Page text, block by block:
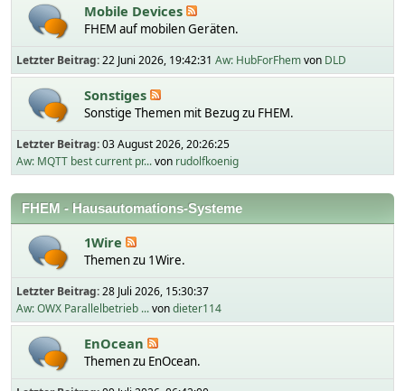
Mobile Devices
FHEM auf mobilen Geräten.
Letzter Beitrag:22 Juni 2026, 19:42:31 Aw: HubForFhemvon DLD
Sonstiges
Sonstige Themen mit Bezug zu FHEM.
Letzter Beitrag:03 August 2026, 20:26:25
Aw: MQTT best current pr...von rudolfkoenig
FHEM - Hausautomations-Systeme
1Wire
Themen zu 1Wire.
Letzter Beitrag:28 Juli 2026, 15:30:37
Aw: OWX Parallelbetrieb ...vondieter114
EnOcean
Themen zu EnOcean.